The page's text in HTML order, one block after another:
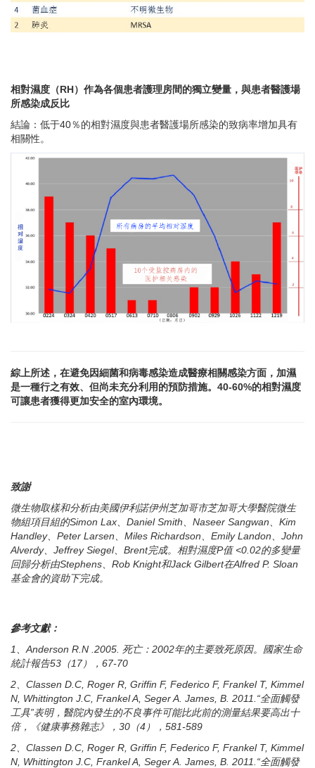
相對濕度（RH）作為各個患者護理房間的獨立變量，與患者醫護場
所感染成反比
結論：低于40％的相對濕度與患者醫護場所感染的致病率增加具有
相關性。
綜上所述，在避免因細菌和病毒感染造成醫療相關感染方面，加濕
是一種行之有效、但尚未充分利用的預防措施。40-60%的相對濕度
可讓患者獲得更加安全的室內環境。
致謝
微生物取樣和分析由美國伊利諾伊州芝加哥市芝加哥大學醫院微生
物組項目組的Simon Lax、Daniel Smith、Naseer Sangwan、Kim
Handley、Peter Larsen、Miles Richardson、Emily Landon、John
Alverdy、Jeffrey Siegel、Brent完成。相對濕度P值 <0.02的多變量
回歸分析由Stephens、Rob Knight和Jack Gilbert在Alfred P. Sloan
基金會的資助下完成。
參考文獻：
1、Anderson R.N .2005. 死亡：2002年的主要致死原因。國家生命
統計報告53（17），67-70
2、Classen D.C, Roger R, Griffin F, Federico F, Frankel T, Kimmel
N, Whittington J.C, Frankel A, Seger A. James, B. 2011.“全面觸發
工具”表明，醫院內發生的不良事件可能比此前的測量結果要高出十
倍，《健康事務雜志》，30（4），581-589
2、Classen D.C, Roger R, Griffin F, Federico F, Frankel T, Kimmel
N, Whittington J.C, Frankel A, Seger A. James, B. 2011.“全面觸發